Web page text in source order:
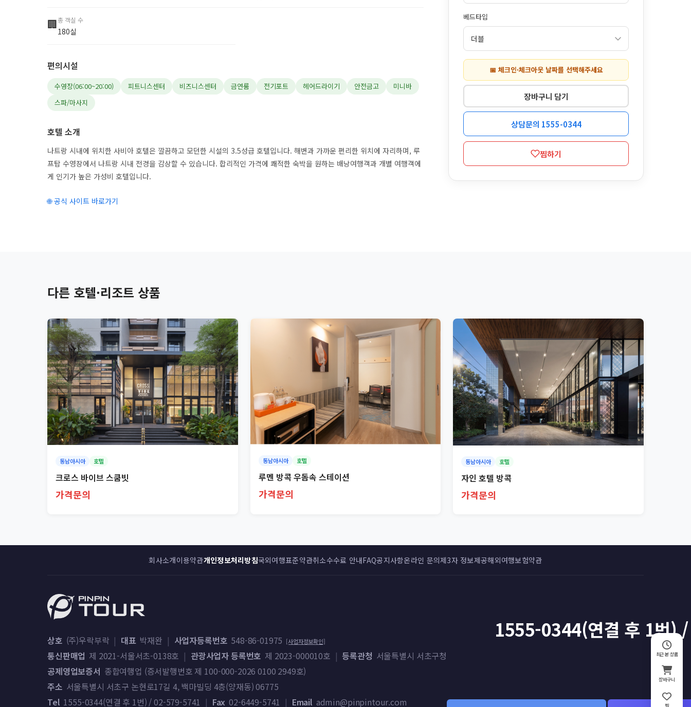
🏢총 객실 수
180실
편의시설
수영장(06:00~20:00) 피트니스센터 비즈니스센터 금연룸 전기포트 헤어드라이기 안전금고
미니바
스파/마사지
호텔 소개
나트랑 시내에 위치한 사비아 호텔은 깔끔하고 모던한 시설의 3.5성급 호텔입니다. 해변과 가까운 편리한 위치에 자리하며, 루
프탑 수영장에서 나트랑 시내 전경을 감상할 수 있습니다. 합리적인 가격에 쾌적한 숙박을 원하는 배낭여행객과 개별 여행객에
게 인기가 높은 가성비 호텔입니다.
🌐 공식 사이트 바로가기
베드타입
📅 체크인·체크아웃 날짜를 선택해주세요
장바구니 담기
상담문의 1555-0344
찜하기
다른 호텔·리조트 상품
동남아시아 호텔
크로스 바이브 스쿰빗
가격문의
동남아시아 호텔
루멘 방콕 우돔속 스테이션
가격문의
동남아시아 호텔
자인 호텔 방콕
가격문의
회사소개이용약관개인정보처리방침국외여행표준약관취소수수료 안내FAQ공지사항온라인 문의제3자 정보제공해외여행보험약관
상호 (주)우락부락 | 대표 박재완 | 사업자등록번호 548-86-01975 [사업자정보확인]
통신판매업 제 2021-서울서초-0138호 | 관광사업자 등록번호 제 2023-000010호 | 등록관청 서울특별시 서초구청
공제영업보증서 종합여행업 (증서발행번호 제 100-000-2026 0100 2949호)
주소 서울특별시 서초구 논현로17길 4, 백마빌딩 4층(양재동) 06775
Tel 1555-0344(연결 후 1번) / 02-579-5741 | Fax 02-6449-5741 | Email admin@pinpintour.com
1555-0344(연결 후 1번)
최근 본 상품
장바구니
찜